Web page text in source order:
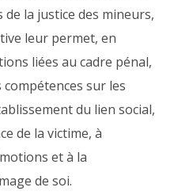
la justice des mineurs,
leur permet, en
liées au cadre pénal,
sur les
du lien social,
de la victime, à
et à la
de soi.